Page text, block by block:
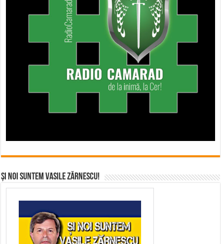
Și noi suntem Vasile Zărnescu!